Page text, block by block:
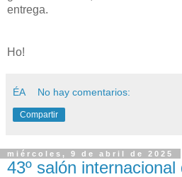
entrega.
Ho!
ÉA No hay comentarios:
Compartir
miércoles, 9 de abril de 2025
43º salón